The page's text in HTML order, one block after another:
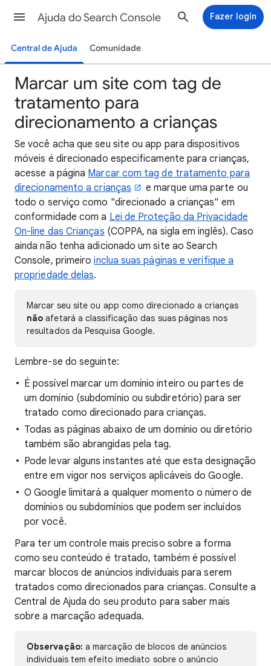
Ajuda do Search Console Fazer login
Central de Ajuda Comunidade
Marcar um site com tag de
tratamento para
direcionamento a crianças
Se você acha que seu site ou app para dispositivos
móveis é direcionado especificamente para crianças,
acesse a página Marcar com tag de tratamento para
direcionamento a crianças
e marque uma parte ou
todo o serviço como "direcionado a crianças" em
conformidade com a Lei de Proteção da Privacidade
On-line das Crianças (COPPA, na sigla em inglês). Caso
ainda não tenha adicionado um site ao Search
Console, primeiroinclua suas páginas e verifique a
propriedade delas.
Marcar seu site ou app como direcionado a crianças
não afetará a classificação das suas páginas nos
resultados da Pesquisa Google.
Lembre-se do seguinte:
É possível marcar um domínio inteiro ou partes de
um domínio (subdomínio ou subdiretório) para ser
tratado como direcionado para crianças.
Todas as páginas abaixo de um domínio ou diretório
também são abrangidas pela tag.
Pode levar alguns instantes até que esta designação
entre em vigor nos serviços aplicáveis do Google.
O Google limitará a qualquer momento o número de
domínios ou subdomínios que podem ser incluídos
por você.
Para ter um controle mais preciso sobre a forma
como seu conteúdo é tratado, também é possível
marcar blocos de anúncios individuais para serem
tratados como direcionados para crianças. Consulte a
Central de Ajuda do seu produto para saber mais
sobre a marcação adequada.
Observação: a marcação de blocos de anúncios
individuais tem efeito imediato sobre o anúncio